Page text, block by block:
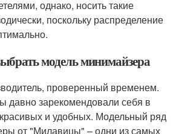
однако, носить такие
поскольку распределение
модель минимайзера
проверенный временем.
давно зарекомендовали себя в
и удобных. Модельный ряд
от "Милавицы" – одни из самых